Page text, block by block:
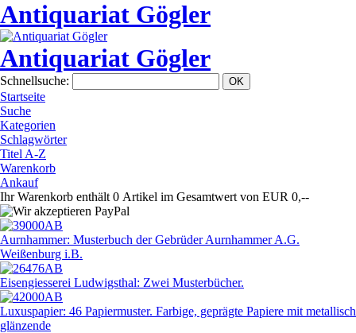
Antiquariat Gögler
Antiquariat Gögler
Schnellsuche:
Startseite
Suche
Kategorien
Schlagwörter
Titel A-Z
Warenkorb
Ankauf
Ihr Warenkorb enthält 0 Artikel im Gesamtwert von EUR 0,--
Aurnhammer: Musterbuch der Gebrüder Aurnhammer A.G.
Weißenburg i.B.
Eisengiesserei Ludwigsthal: Zwei Musterbücher.
Luxuspapier: 46 Papiermuster. Farbige, geprägte Papiere mit metallisch
glänzende